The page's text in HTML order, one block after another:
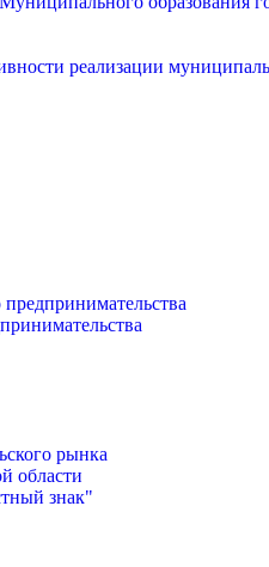
реализации
рынка
области
знак"